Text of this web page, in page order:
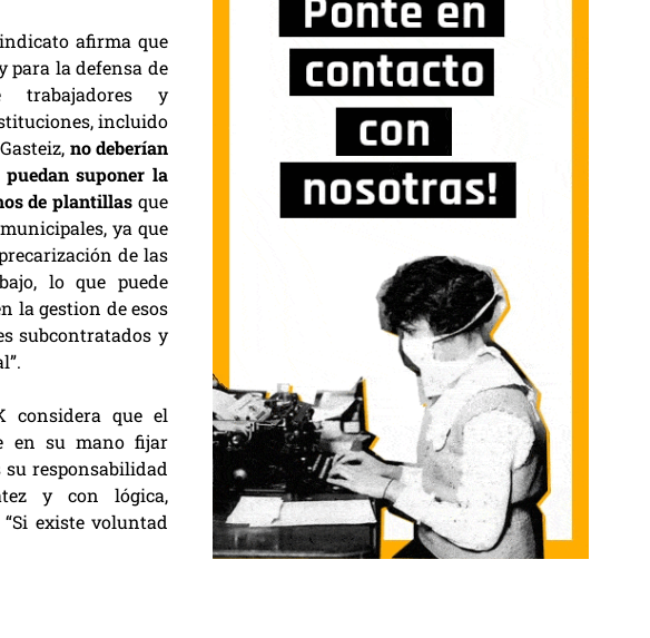
afirma que
para la defensa de
trabajadores y
incluido
no deberían
suponer la
de plantillas que
ya que
de las
lo que puede
la gestion de esos
subcontratados y
considera que el
en su mano fijar
responsabilidad
y con lógica,
“Si existe voluntad